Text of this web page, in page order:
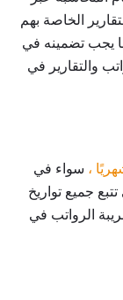
الخاصة بهم
يجب تضمينه في
والتقارير في
، سواء في
جميع تواريخ
الرواتب في